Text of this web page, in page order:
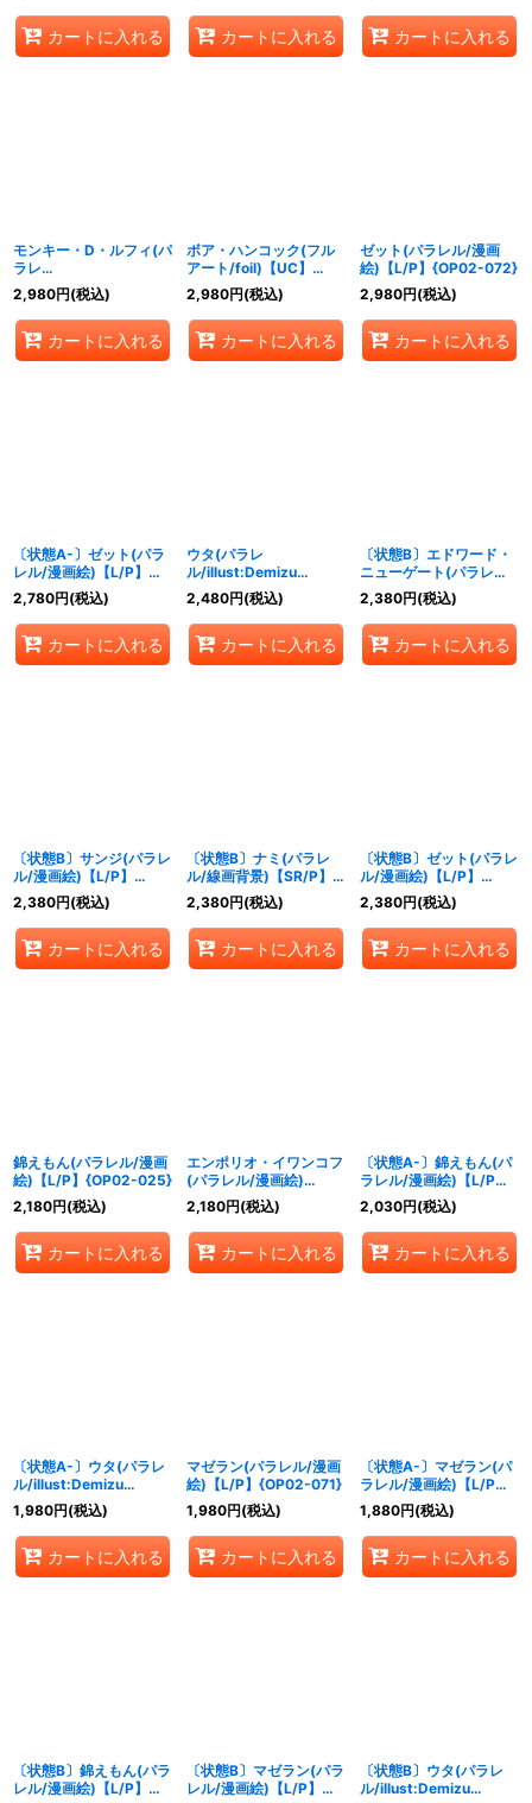
カートに入れる カートに入れる カートに入れる
モンキー・D・ルフィ(パ
ラレ
ル/illust:Makitoshi)
【R/P】{OP02-041}
2,980円(税込)
カートに入れる
ボア・ハンコック(フル
アート/foil)【UC】
{OP02-059}
2,980円(税込)
カートに入れる
ゼット(パラレル/漫画
絵)【L/P】{OP02-072}
2,980円(税込)
カートに入れる
〔状態A-〕ゼット(パラ
レル/漫画絵)【L/P】
{OP02-072}
2,780円(税込)
カートに入れる
ウタ(パラレ
ル/illust:Demizu
Posuka)【SEC/P】
{OP02-120}
2,480円(税込)
カートに入れる
〔状態B〕エドワード・
ニューゲート(パラレル/
漫画絵)【L/P】{OP02-
001}
2,380円(税込)
カートに入れる
〔状態B〕サンジ(パラレ
ル/漫画絵)【L/P】
{OP02-026}
2,380円(税込)
カートに入れる
〔状態B〕ナミ(パラレ
ル/線画背景)【SR/P】
{OP02-036}
2,380円(税込)
カートに入れる
〔状態B〕ゼット(パラレ
ル/漫画絵)【L/P】
{OP02-072}
2,380円(税込)
カートに入れる
錦えもん(パラレル/漫画
絵)【L/P】{OP02-025}
2,180円(税込)
カートに入れる
エンポリオ・イワンコフ
(パラレル/漫画絵)
【L/P】{OP02-049}
2,180円(税込)
カートに入れる
〔状態A-〕錦えもん(パ
ラレル/漫画絵)【L/P】
{OP02-025}
2,030円(税込)
カートに入れる
〔状態A-〕ウタ(パラレ
ル/illust:Demizu
Posuka)【SEC/P】
{OP02-120}
1,980円(税込)
カートに入れる
マゼラン(パラレル/漫画
絵)【L/P】{OP02-071}
1,980円(税込)
カートに入れる
〔状態A-〕マゼラン(パ
ラレル/漫画絵)【L/P】
{OP02-071}
1,880円(税込)
カートに入れる
〔状態B〕錦えもん(パラ
レル/漫画絵)【L/P】
〔状態B〕マゼラン(パラ
レル/漫画絵)【L/P】
〔状態B〕ウタ(パラレ
ル/illust:Demizu